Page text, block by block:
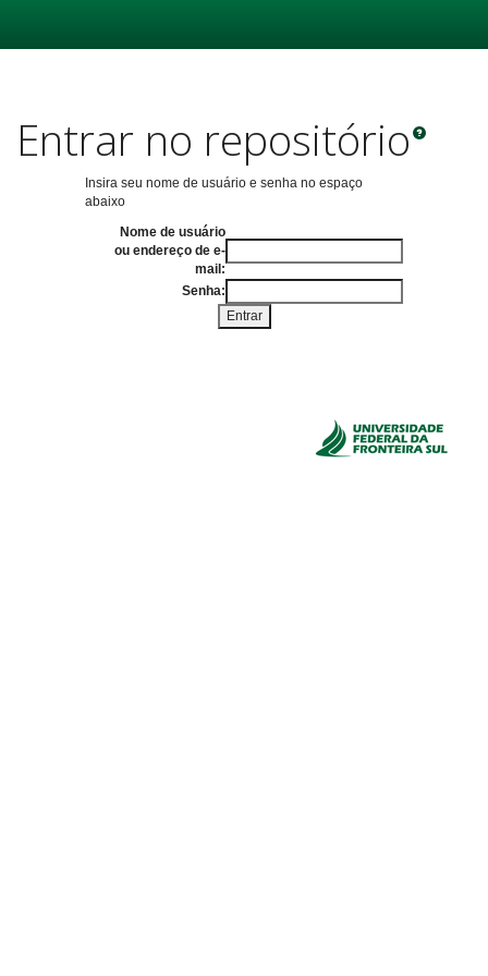
Entrar no repositório
Insira seu nome de usuário e senha no espaço
abaixo
Nome de usuário
ou endereço de e-
mail:
Senha: